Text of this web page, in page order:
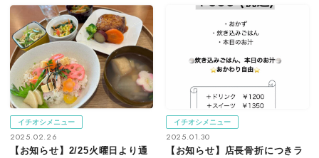
イチオシメニュー
2025.02.26
【お知らせ】2/25火曜日より通
イチオシメニュー
2025.01.30
【お知らせ】店長骨折につきラ